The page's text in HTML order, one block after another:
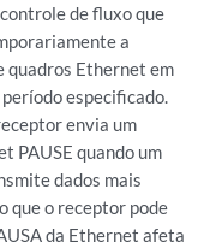
de fluxo que
a
quadros Ethernet em
especificado.
envia um
PAUSE quando um
dados mais
que o receptor pode
da Ethernet afeta